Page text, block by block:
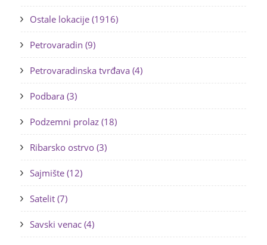
Ostale lokacije (1916)
Petrovaradin (9)
Petrovaradinska tvrđava (4)
Podbara (3)
Podzemni prolaz (18)
Ribarsko ostrvo (3)
Sajmište (12)
Satelit (7)
Savski venac (4)